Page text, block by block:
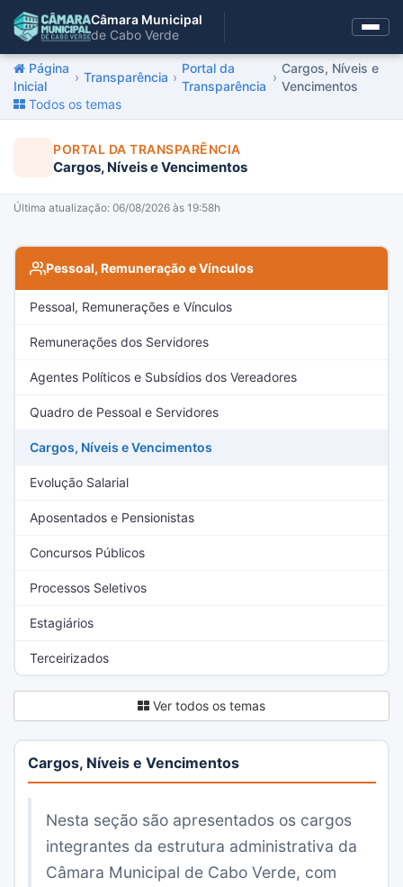
Câmara Municipal
de Cabo Verde
Página
Inicial
› Transparência ›
Portal da
Transparência
›
Cargos, Níveis e
Vencimentos
Todos os temas
PORTAL DA TRANSPARÊNCIA
Cargos, Níveis e Vencimentos
Última atualização: 06/08/2026 às 19:58h
Pessoal, Remuneração e Vínculos
Pessoal, Remunerações e Vínculos
Remunerações dos Servidores
Agentes Políticos e Subsídios dos Vereadores
Quadro de Pessoal e Servidores
Cargos, Níveis e Vencimentos
Evolução Salarial
Aposentados e Pensionistas
Concursos Públicos
Processos Seletivos
Estagiários
Terceirizados
Ver todos os temas
Cargos, Níveis e Vencimentos
Nesta seção são apresentados os cargos
integrantes da estrutura administrativa da
Câmara Municipal de Cabo Verde, com